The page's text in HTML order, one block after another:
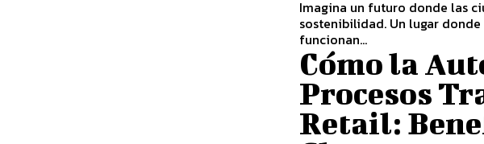
Imagina un futuro donde las
sostenibilidad. Un lugar
funcionan...
Cómo la
Procesos
Retail: